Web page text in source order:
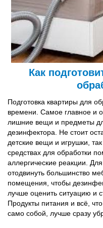
Как
Подготовка квартиры для
времени. Самое главное и
лишние вещи и предметы
дезинфектора. Не стоит
детские вещи и игрушки,
средствах для обработки
аллергические реакции.
отодвинуть большинство
помещения, чтобы
лучше оценить ситуацию и
Продукты питания и всё,
само собой, лучше сразу